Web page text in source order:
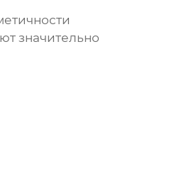
значительно